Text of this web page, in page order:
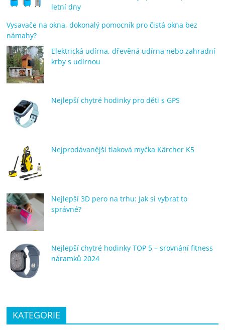
letní dny
Vysavače na okna, dokonalý pomocník pro čistá okna bez
námahy?
Elektrická udírna, dřevěná udírna nebo zahradní
krby s udírnou
Nejlepší chytré hodinky pro děti s GPS
Nejprodávanější tlaková myčka Kärcher K5
Nejlepší 3D pero na trhu: Jak si vybrat to
správné?
Nejlepší chytré hodinky TOP 5 – srovnání fitness
náramků 2024
KATEGORIE